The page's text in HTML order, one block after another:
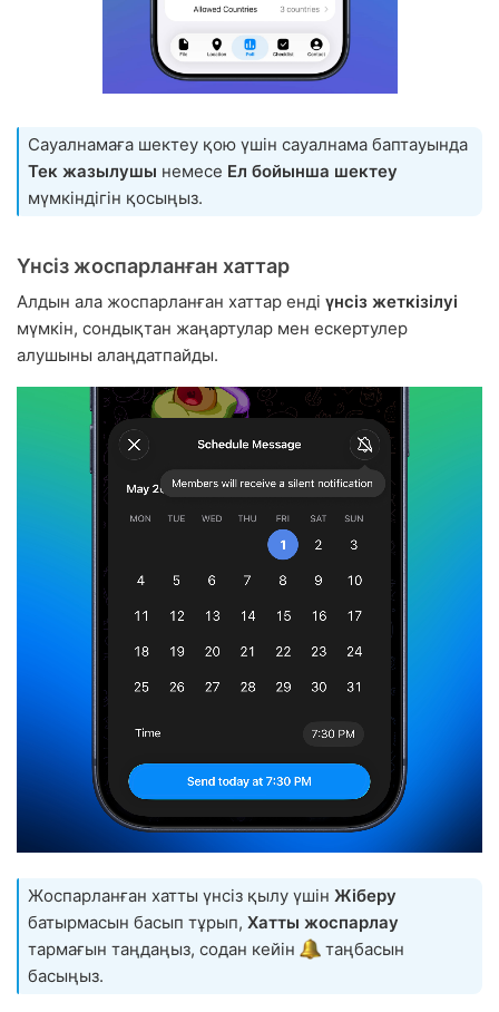
Сауалнамаға шектеу қою үшін сауалнама баптауында
Тек жазылушы немесе Ел бойынша шектеу
мүмкіндігін қосыңыз.
Үнсіз жоспарланған хаттар
Алдын ала жоспарланған хаттар енді үнсіз жеткізілуі
мүмкін, сондықтан жаңартулар мен ескертулер
алушыны алаңдатпайды.
Жоспарланған хатты үнсіз қылу үшін Жіберу
батырмасын басып тұрып, Хатты жоспарлау
тармағын таңдаңыз, содан кейін
таңбасын
басыңыз.